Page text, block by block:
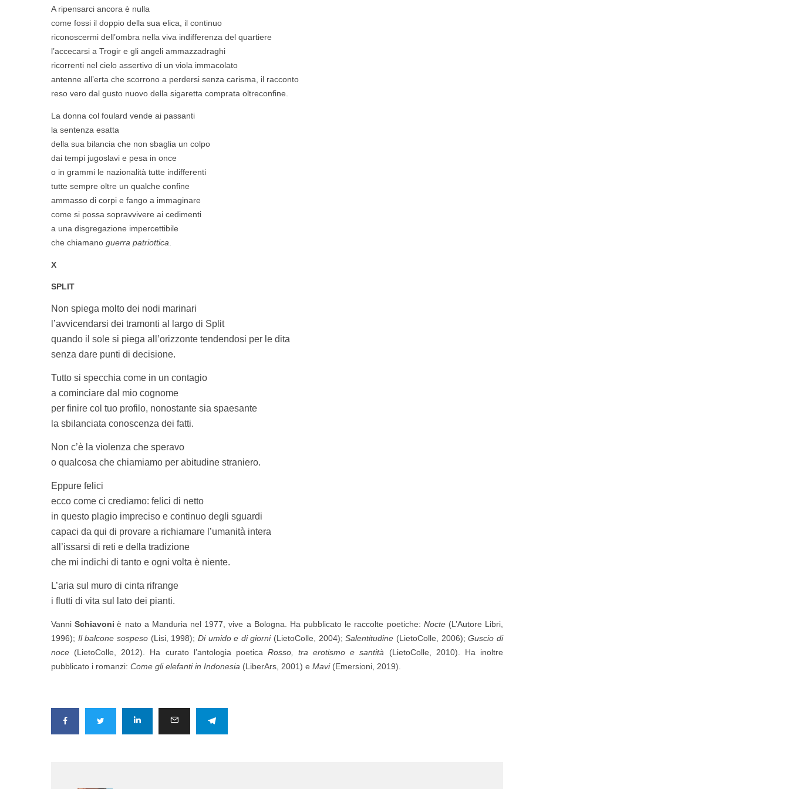
A ripensarci ancora è nulla
come fossi il doppio della sua elica, il continuo
riconoscermi dell’ombra nella viva indifferenza del quartiere
l’accecarsi a Trogir e gli angeli ammazzadraghi
ricorrenti nel cielo assertivo di un viola immacolato
antenne all’erta che scorrono a perdersi senza carisma, il racconto
reso vero dal gusto nuovo della sigaretta comprata oltreconfine.
La donna col foulard vende ai passanti
la sentenza esatta
della sua bilancia che non sbaglia un colpo
dai tempi jugoslavi e pesa in once
o in grammi le nazionalità tutte indifferenti
tutte sempre oltre un qualche confine
ammasso di corpi e fango a immaginare
come si possa sopravvivere ai cedimenti
a una disgregazione impercettibile
che chiamano guerra patriottica
X
SPLIT
Non spiega molto dei nodi marinari
l’avvicendarsi dei tramonti al largo di Split
quando il sole si piega all’orizzonte tendendosi per le dita
senza dare punti di decisione.
Tutto si specchia come in un contagio
a cominciare dal mio cognome
per finire col tuo profilo, nonostante sia spaesante
la sbilanciata conoscenza dei fatti.
Non c’è la violenza che speravo
o qualcosa che chiamiamo per abitudine straniero.
Eppure felici
ecco come ci crediamo: felici di netto
in questo plagio impreciso e continuo degli sguardi
capaci da qui di provare a richiamare l’umanità intera
all’issarsi di reti e della tradizione
che mi indichi di tanto e ogni volta è niente.
L’aria sul muro di cinta rifrange
i flutti di vita sul lato dei pianti.
VanniSchiavoni è nato a Manduria nel 1977, vive a Bologna. Ha pubblicato le raccolte poetiche: Nocte(L’Autore Libri,
1996); Il balcone sospeso(Lisi, 1998); Di umido e di giorni(LietoColle, 2004);Salentitudine (LietoColle, 2006);Guscio di
noce (LietoColle, 2012). Ha curato l’antologia poetica Rosso, tra erotismo e santità (LietoColle, 2010). Ha inoltre
pubblicato i romanzi: Come gli elefanti in Indonesia (LiberArs, 2001) e Mavi(Emersioni, 2019).